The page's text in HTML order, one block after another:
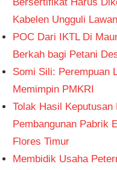
Kabelen Ungguli
POC Dari IKTL Di
Berkah bagi Petani
Somi Sili: Perempuan
Memimpin PMKRI
Tolak Hasil
Pembangunan Pabrik
Flores Timur
Membidik Usaha